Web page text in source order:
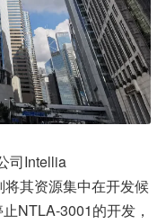
司Intellia
其资源集中在开发候
NTLA-3001的开发，